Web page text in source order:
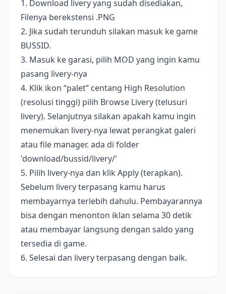
1. Download livery yang sudah disediakan,
Filenya berekstensi .PNG
2. Jika sudah terunduh silakan masuk ke game
BUSSID.
3. Masuk ke garasi, pilih MOD yang ingin kamu
pasang livery-nya
4. Klik ikon “palet” centang High Resolution
(resolusi tinggi) pilih Browse Livery (telusuri
livery). Selanjutnya silakan apakah kamu ingin
menemukan livery-nya lewat perangkat galeri
atau file manager. ada di folder
'download/bussid/livery/'
5. Pilih livery-nya dan klik Apply (terapkan).
Sebelum livery terpasang kamu harus
membayarnya terlebih dahulu. Pembayarannya
bisa dengan menonton iklan selama 30 detik
atau membayar langsung dengan saldo yang
tersedia di game.
6. Selesai dan livery terpasang dengan baik.